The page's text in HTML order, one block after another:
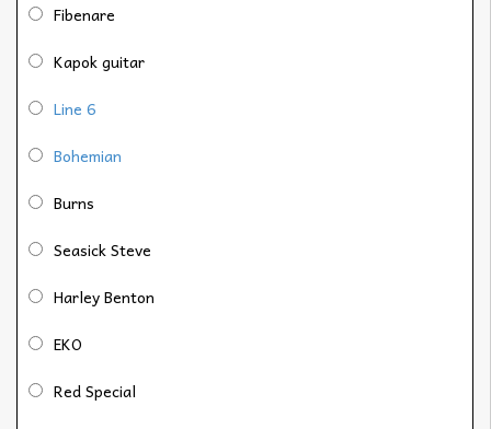
Fibenare
Kapok guitar
Line 6
Bohemian
Burns
Seasick Steve
Harley Benton
EKO
Red Special